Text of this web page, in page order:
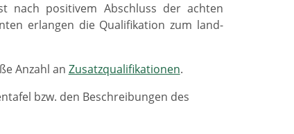
nach positivem Abschluss der achten
erlangen die Qualifikation zum land-
Anzahl an Zusatzqualifikationen.
bzw. den Beschreibungen des